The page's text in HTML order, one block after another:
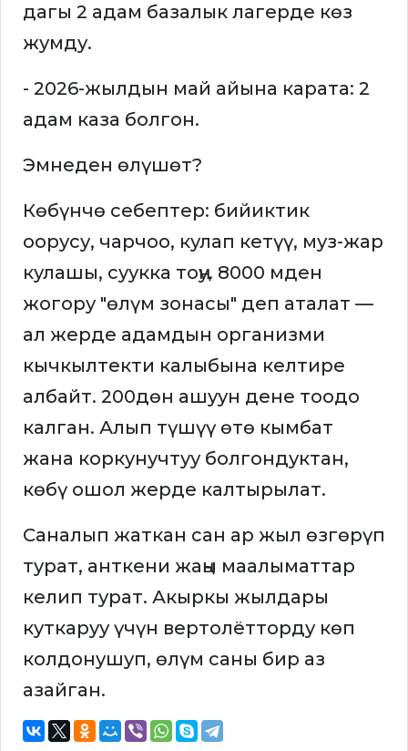
дагы 2 адам базалык лагерде көз
жумду.
- 2026-жылдын май айына карата: 2
адам каза болгон.
Эмнеден өлүшөт?
Көбүнчө себептер: бийиктик
оорусу, чарчоо, кулап кетүү, муз-жар
кулашы, суукка тоңу. 8000 мден
жогору "өлүм зонасы" деп аталат —
ал жерде адамдын организми
кычкылтекти калыбына келтире
албайт. 200дөн ашуун дене тоодо
калган. Алып түшүү өтө кымбат
жана коркунучтуу болгондуктан,
көбү ошол жерде калтырылат.
Саналып жаткан сан ар жыл өзгөрүп
турат, анткени жаңы маалыматтар
келип турат. Акыркы жылдары
куткаруу үчүн вертолётторду көп
колдонушуп, өлүм саны бир аз
азайган.